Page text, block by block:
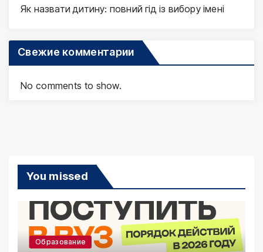
Як назвати дитину: повний гід із вибору імені
Свежие комментарии
No comments to show.
You missed
Образование